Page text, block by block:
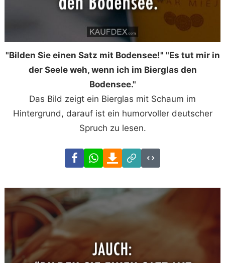
"Bilden Sie einen Satz mit Bodensee!" "Es tut mir in
der Seele weh, wenn ich im Bierglas den
Bodensee."
Das Bild zeigt ein Bierglas mit Schaum im
Hintergrund, darauf ist ein humorvoller deutscher
Spruch zu lesen.
FacebookWhatsAppDownload
Link
Code